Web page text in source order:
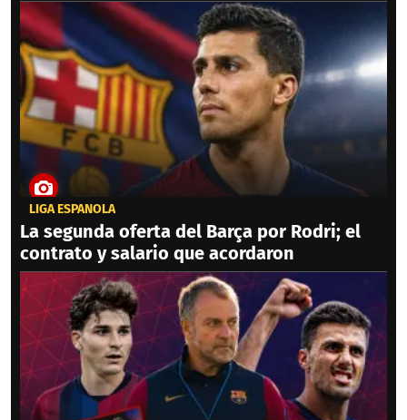
LIGA ESPAÑOLA
La segunda oferta del Barça por Rodri; el
contrato y salario que acordaron